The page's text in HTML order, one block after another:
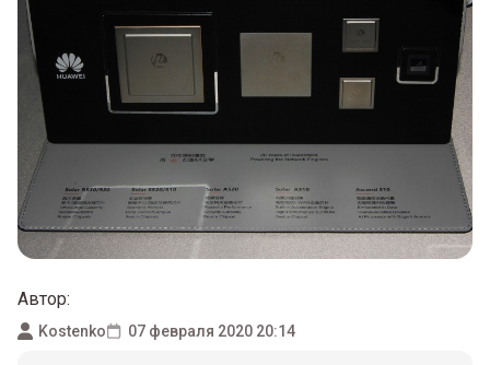
Автор:
Kostenko 07 февраля 2020 20:14